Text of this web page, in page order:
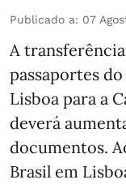
Publicado a: 07
A
passaportes
Lisboa para a
deverá
documentos.
Brasil em